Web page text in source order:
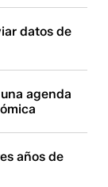
datos de
agenda
años de